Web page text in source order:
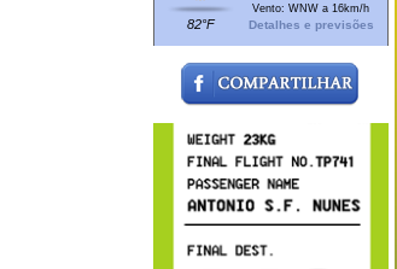
82°F
Vento: WNW a 16km/h
Detalhes e previsões